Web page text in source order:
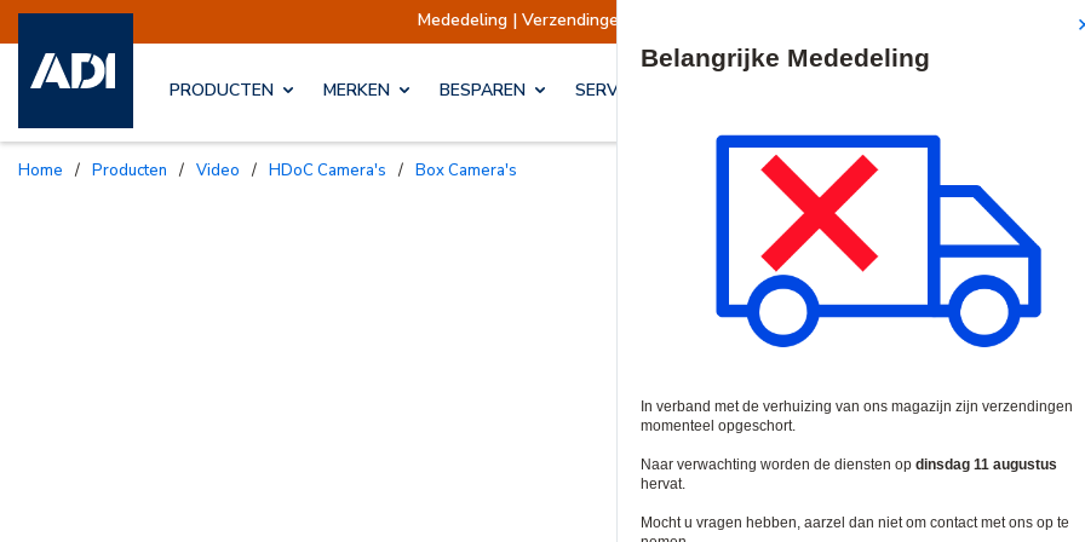
Mededeling | Verzendingen opgeschort Verzendingen worden op dinsdag 11
PRODUCTEN MERKEN BESPAREN SERVICES & OPLOSSINGEN
Home / Producten / Video / HDoC Camera's / Box Camera's